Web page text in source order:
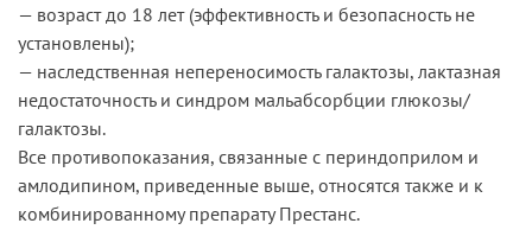
— возраст до 18 лет (эффективность и безопасность не
установлены);
— наследственная непереносимость галактозы, лактазная
недостаточность и синдром мальабсорбции глюкозы/
галактозы.
Все противопоказания, связанные с периндоприлом и
амлодипином, приведенные выше, относятся также и к
комбинированному препарату Престанс.